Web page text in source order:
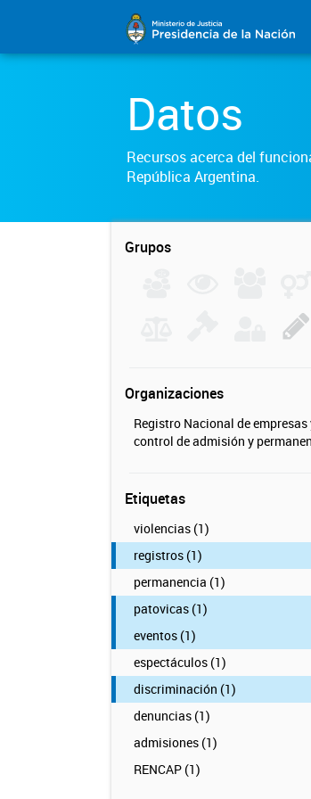
Datos
Recursos acerca del
República Argentina.
Grupos
Organizaciones
Registro Nacional de
control de admisión y
Etiquetas
violencias (1)
registros (1)
permanencia (1)
patovicas (1)
eventos (1)
espectáculos (1)
discriminación (1)
denuncias (1)
admisiones (1)
RENCAP (1)